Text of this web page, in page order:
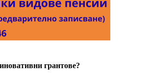
грантове?